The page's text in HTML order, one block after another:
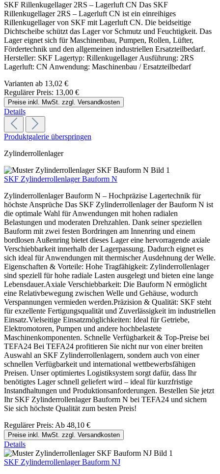
SKF Rillenkugellager 2RS – Lagerluft CN Das SKF
Rillenkugellager 2RS – Lagerluft CN ist ein einreihiges
Rillenkugellager von SKF mit Lagerluft CN. Die beidseitige
Dichtscheibe schützt das Lager vor Schmutz und Feuchtigkeit. Das
Lager eignet sich für Maschinenbau, Pumpen, Rollen, Lüfter,
Fördertechnik und den allgemeinen industriellen Ersatzteilbedarf.
Hersteller: SKF Lagertyp: Rillenkugellager Ausführung: 2RS
Lagerluft: CN Anwendung: Maschinenbau / Ersatzteilbedarf
Varianten ab 13,02 €
Regulärer Preis: 13,00 €
Preise inkl. MwSt. zzgl. Versandkosten
Details
Produktgalerie überspringen
Zylinderrollenlager
SKF Zylinderrollenlager Bauform N
Zylinderrollenlager Bauform N – Hochpräzise Lagertechnik für
höchste Ansprüche Das SKF Zylinderrollenlager der Bauform N ist
die optimale Wahl für Anwendungen mit hohen radialen
Belastungen und moderaten Drehzahlen. Dank seiner speziellen
Bauform mit zwei festen Bordringen am Innenring und einem
bordlosen Außenring bietet dieses Lager eine hervorragende axiale
Verschiebbarkeit innerhalb der Lagerpassung. Dadurch eignet es
sich ideal für Anwendungen mit thermischer Ausdehnung der Welle.
Eigenschaften & Vorteile: Hohe Tragfähigkeit: Zylinderrollenlager
sind speziell für hohe radiale Lasten ausgelegt und bieten eine lange
Lebensdauer.Axiale Verschiebbarkeit: Die Bauform N ermöglicht
eine Relativbewegung zwischen Welle und Gehäuse, wodurch
Verspannungen vermieden werden.Präzision & Qualität: SKF steht
für exzellente Fertigungsqualität und Zuverlässigkeit im industriellen
Einsatz.Vielseitige Einsatzmöglichkeiten: Ideal für Getriebe,
Elektromotoren, Pumpen und andere hochbelastete
Maschinenkomponenten. Schnelle Verfügbarkeit & Top-Preise bei
TEFA24 Bei TEFA24 profitieren Sie nicht nur von einer breiten
Auswahl an SKF Zylinderrollenlagern, sondern auch von einer
schnellen Verfügbarkeit und international wettbewerbsfähigen
Preisen. Unser optimiertes Logistiksystem sorgt dafür, dass Ihr
benötigtes Lager schnell geliefert wird – ideal für kurzfristige
Instandhaltungen und Produktionsanforderungen. Bestellen Sie jetzt
Ihr SKF Zylinderrollenlager Bauform N bei TEFA24 und sichern
Sie sich höchste Qualität zum besten Preis!
Regulärer Preis: Ab 48,10 €
Preise inkl. MwSt. zzgl. Versandkosten
Details
SKF Zylinderrollenlager Bauform NJ